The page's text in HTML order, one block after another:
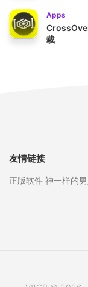
Apps
载
友情链接
正版软件 神一样的男